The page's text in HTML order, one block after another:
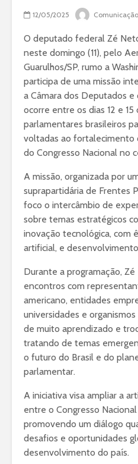
12/05/2025
O deputado federal Zé
neste domingo (11), pelo
Guarulhos/SP, rumo a
participa de uma missão
a Câmara dos Deputados
ocorre entre os dias 12 e 15
parlamentares brasileiros
voltadas ao fortalecimento
do Congresso Nacional no
A missão, organizada por
suprapartidária de Frentes
foco o intercâmbio de
sobre temas estratégicos
inovação tecnológica, com
artificial, e
Durante a programação,
encontros com
americano, entidades
universidades e
de muito aprendizado e
tratando de temas
o futuro do Brasil e do
parlamentar.
A iniciativa visa ampliar a
entre o Congresso
promovendo um diálogo
desafios e oportunidades
desenvolvimento do país.